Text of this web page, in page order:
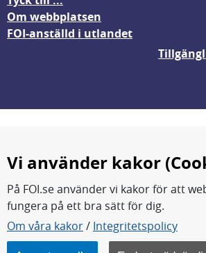
Om webbplatsen
FOI-anställd i utlandet
FOI forskar för en säkrare värld.
FOI:s kärnverksamhet är forskning, metod-
teknikutveckling samt analyser och studier.
Vi använder kakor
På FOI.se använder vi kakor för att
fungera på ett bra sätt för dig.
Om våra kakor/ Integritetspolicy